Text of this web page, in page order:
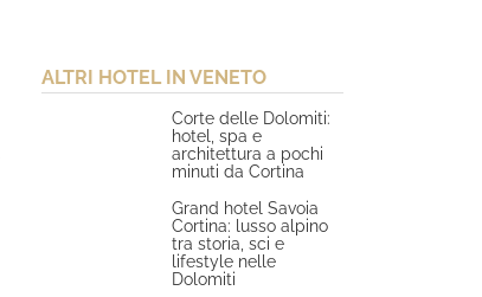
ALTRI HOTEL IN VENETO
Corte delle Dolomiti:
hotel, spa e
architettura a pochi
minuti da Cortina
Grand hotel Savoia
Cortina: lusso alpino
tra storia, sci e
lifestyle nelle
Dolomiti